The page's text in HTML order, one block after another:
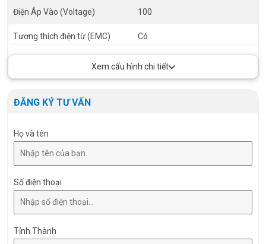
Điện Áp Vào (Voltage) 100
Tương thích điện từ (EMC) Có
30000h
Xem cấu hình chi tiết
ĐĂNG KÝ TƯ VẤN
Họ và tên
Số điện thoại
Tỉnh Thành